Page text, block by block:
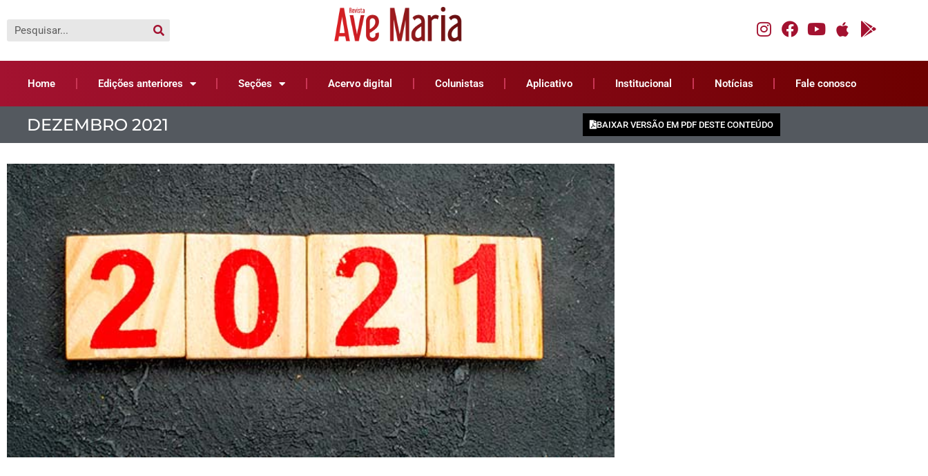
Home Edições anteriores Seções Acervo digital Colunistas Aplicativo Institucional Notícias Fale conosco
DEZEMBRO 2021 BAIXAR VERSÃO EM PDF DESTE CONTEÚDO